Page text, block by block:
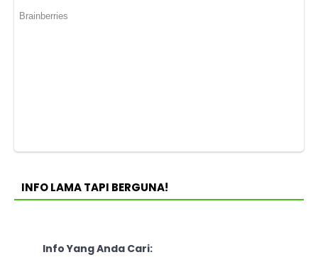
INFO LAMA TAPI BERGUNA!
Info Yang Anda Cari: